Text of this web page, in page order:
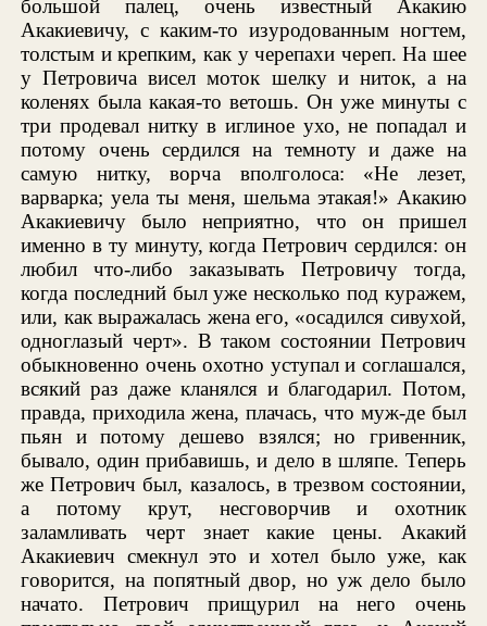
большой палец, очень известный Акакию
Акакиевичу, с каким-то изуродованным ногтем,
толстым и крепким, как у черепахи череп. На шее
у Петровича висел моток шелку и ниток, а на
коленях была какая-то ветошь. Он уже минуты с
три продевал нитку в иглиное ухо, не попадал и
потому очень сердился на темноту и даже на
самую нитку, ворча вполголоса: «Не лезет,
варварка; уела ты меня, шельма этакая!» Акакию
Акакиевичу было неприятно, что он пришел
именно в ту минуту, когда Петрович сердился: он
любил что-либо заказывать Петровичу тогда,
когда последний был уже несколько под куражем,
или, как выражалась жена его, «осадился сивухой,
одноглазый черт». В таком состоянии Петрович
обыкновенно очень охотно уступал и соглашался,
всякий раз даже кланялся и благодарил. Потом,
правда, приходила жена, плачась, что муж-де был
пьян и потому дешево взялся; но гривенник,
бывало, один прибавишь, и дело в шляпе. Теперь
же Петрович был, казалось, в трезвом состоянии,
а потому крут, несговорчив и охотник
заламливать черт знает какие цены. Акакий
Акакиевич смекнул это и хотел было уже, как
говорится, на попятный двор, но уж дело было
начато. Петрович прищурил на него очень